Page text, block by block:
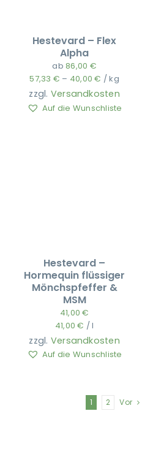
Hestevard – Flex
Alpha
ab86,00 €
57,33 € – 40,00€ /kg
zzgl. Versandkosten
Auf die Wunschliste
Hestevard –
Hormequin flüssiger
Mönchspfeffer &
MSM
41,00€
41,00€ /l
zzgl. Versandkosten
Auf die Wunschliste
1 2 Vor